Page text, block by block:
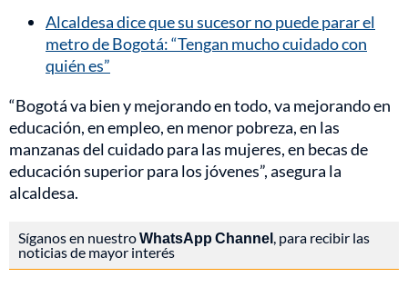
Alcaldesa dice que su sucesor no puede parar el
metro de Bogotá: “Tengan mucho cuidado con
quién es”
“Bogotá va bien y mejorando en todo, va mejorando en
educación, en empleo, en menor pobreza, en las
manzanas del cuidado para las mujeres, en becas de
educación superior para los jóvenes”, asegura la
alcaldesa.
Síganos en nuestroWhatsApp Channel , para recibir las
noticias de mayor interés